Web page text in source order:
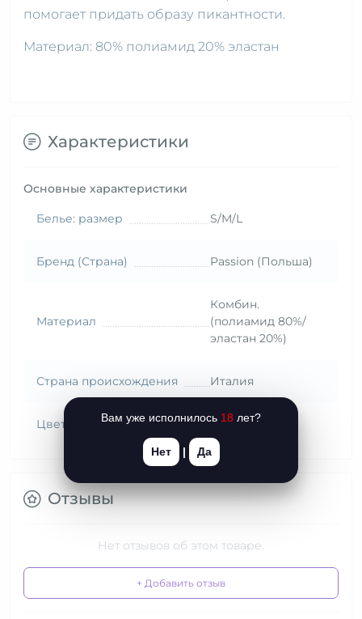
помогает придать образу пикантности.
Материал: 80% полиамид 20% эластан
Характеристики
Основные характеристики
Белье: размер S/M/L
Бренд (Страна) Passion (Польша)
Материал
Комбин.
(полиамид 80%/
эластан 20%)
Страна происхождения Италия
Цвет Красный
Отзывы
Нет отзывов об этом товаре.
+ Добавить отзыв
Вам уже исполнилось 18 лет?
Нет | Да